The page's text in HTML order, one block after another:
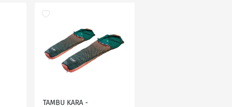
TAMBU KARA -